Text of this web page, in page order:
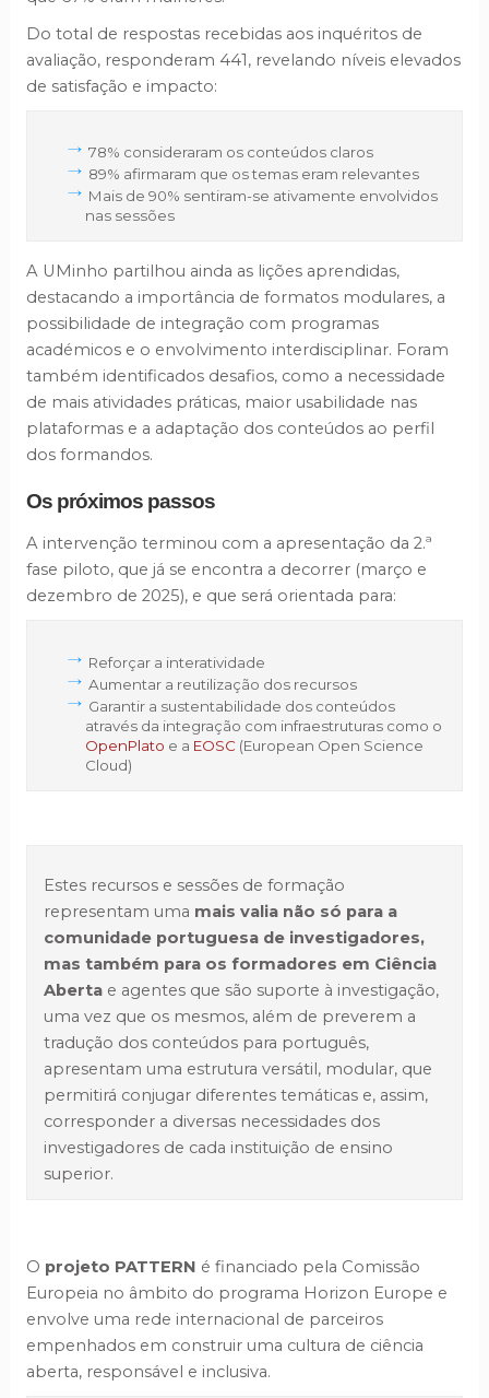
Do total de respostas recebidas aos inquéritos de
avaliação, responderam 441, revelando níveis elevados
de satisfação e impacto:
78% consideraram os conteúdos claros
89% afirmaram que os temas eram relevantes
Mais de 90% sentiram-se ativamente envolvidos
nas sessões
A UMinho partilhou ainda as lições aprendidas,
destacando a importância de formatos modulares, a
possibilidade de integração com programas
académicos e o envolvimento interdisciplinar. Foram
também identificados desafios, como a necessidade
de mais atividades práticas, maior usabilidade nas
plataformas e a adaptação dos conteúdos ao perfil
dos formandos.
Os próximos passos
A intervenção terminou com a apresentação da 2.ª
fase piloto, que já se encontra a decorrer (março e
dezembro de 2025), e que será orientada para:
Reforçar a interatividade
Aumentar a reutilização dos recursos
Garantir a sustentabilidade dos conteúdos
através da integração com infraestruturas como o
OpenPlato e a EOSC (European Open Science
Cloud)
Estes recursos e sessões de formação
representam uma mais valia não só para a
comunidade portuguesa de investigadores,
mas também para os formadores em Ciência
Abertae agentes que são suporte à investigação,
uma vez que os mesmos, além de preverem a
tradução dos conteúdos para português,
apresentam uma estrutura versátil, modular, que
permitirá conjugar diferentes temáticas e, assim,
corresponder a diversas necessidades dos
investigadores de cada instituição de ensino
superior.
O projeto PATTERN é financiado pela Comissão
Europeia no âmbito do programa Horizon Europe e
envolve uma rede internacional de parceiros
empenhados em construir uma cultura de ciência
aberta, responsável e inclusiva.